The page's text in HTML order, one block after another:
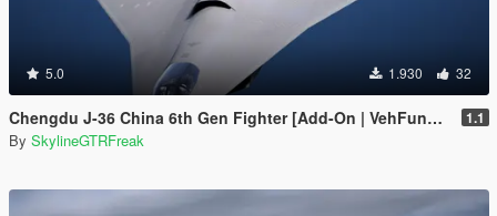
5.0 1.930 32
Chengdu J-36 China 6th Gen Fighter [Add-On | VehFuncs V] 1.1
By SkylineGTRFreak